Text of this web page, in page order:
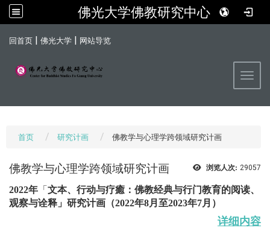
佛光大学佛教研究中心
回首页 | 佛光大学 | 网站导览
首页 研究计画 佛教学与心理学跨领域研究计画
浏览人次: 29057
佛教学与心理学跨领域研究计画
2022年 「 文本、行动与疗癒：佛教经典与行门教育的阅读、
观察与诠释 」研究计画 （2022年8月至2023年7月）
详细内容